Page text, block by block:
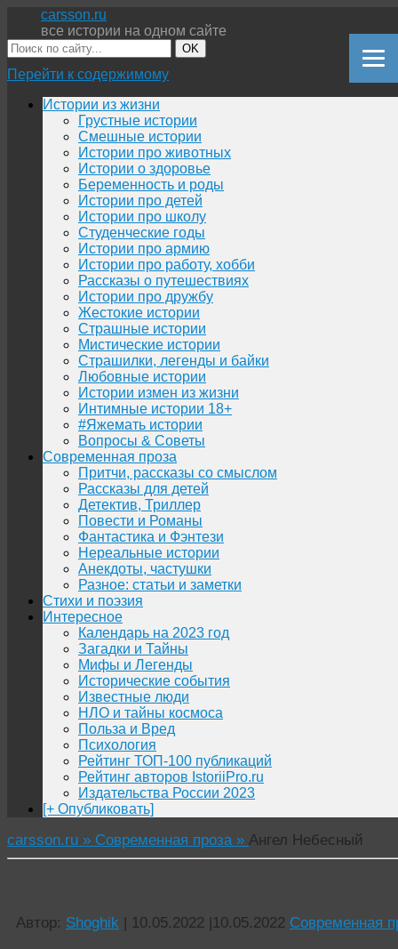
carsson.ru
все истории на одном сайте
OK
Перейти к содержимому
Истории из жизни
Грустные истории
Смешные истории
Истории про животных
Истории о здоровье
Беременность и роды
Истории про детей
Истории про школу
Студенческие годы
Истории про армию
Истории про работу, хобби
Рассказы о путешествиях
Истории про дружбу
Жестокие истории
Страшные истории
Мистические истории
Страшилки, легенды и байки
Любовные истории
Истории измен из жизни
Интимные истории 18+
#Яжемать истории
Вопросы & Советы
Современная проза
Притчи, рассказы со смыслом
Рассказы для детей
Детектив, Триллер
Повести и Романы
Фантастика и Фэнтези
Нереальные истории
Анекдоты, частушки
Разное: статьи и заметки
Стихи и поэзия
Интересное
Календарь на 2023 год
Загадки и Тайны
Мифы и Легенды
Исторические события
Известные люди
НЛО и тайны космоса
Польза и Вред
Психология
Рейтинг ТОП-100 публикаций
Рейтинг авторов IstoriiPro.ru
Издательства России 2023
[+ Опубликовать]
carsson.ru » Современная проза » Ангел Небесный
Автор: Shoghik | 10.05.2022 |10.05.2022 Современная